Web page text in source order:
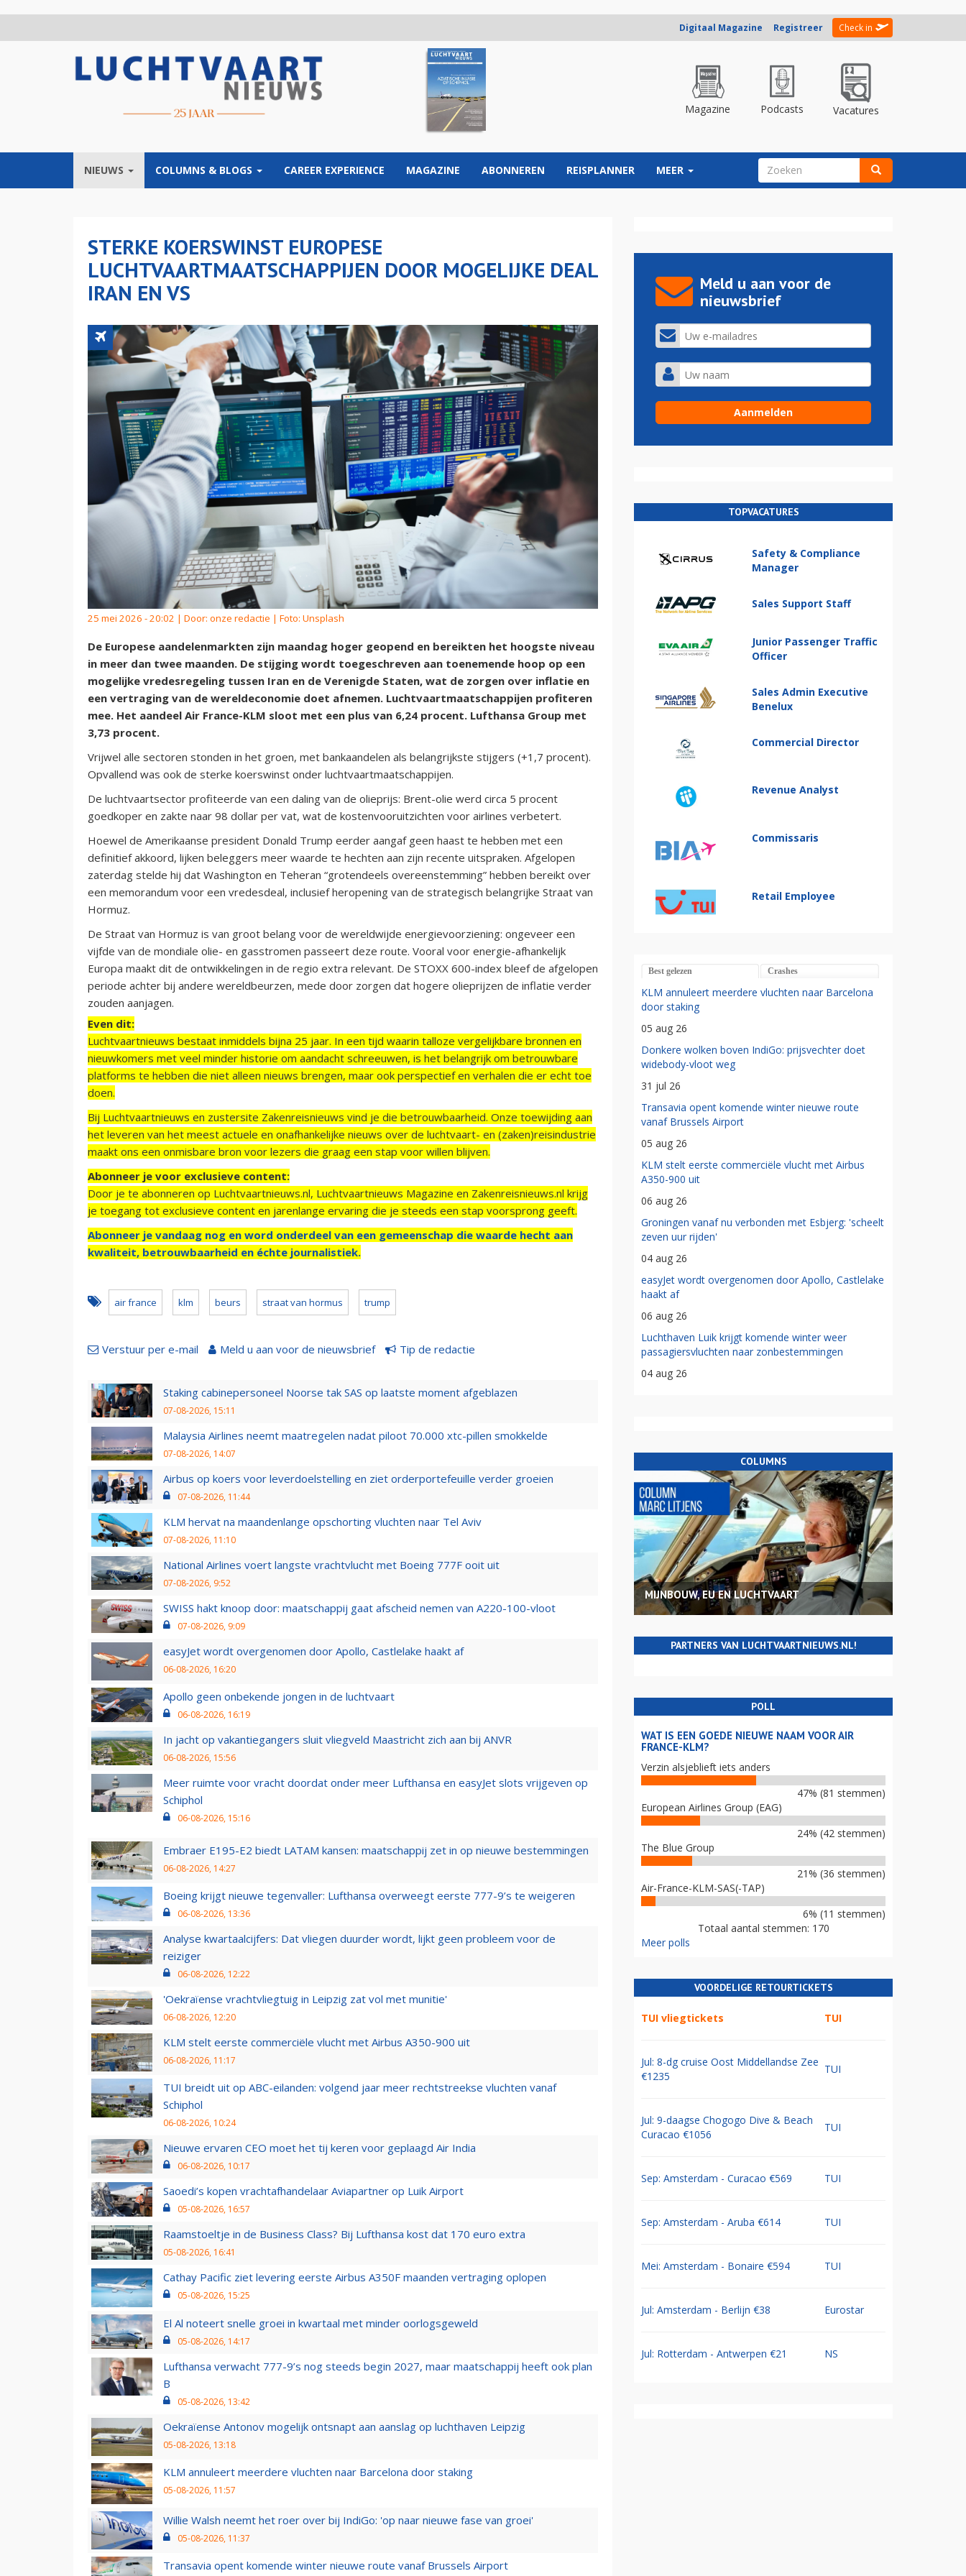
Digitaal Magazine Registreer Check in
Magazine Podcasts Vacatures
NIEUWS COLUMNS & BLOGS CAREER EXPERIENCE MAGAZINE ABONNEREN REISPLANNER MEER ZOEKVELD
STERKE KOERSWINST EUROPESE
LUCHTVAARTMAATSCHAPPIJEN DOOR MOGELIJKE DEAL
IRAN EN VS
25 mei 2026 - 20:02 | Door: onze redactie | Foto: Unsplash
De Europese aandelenmarkten zijn maandag hoger geopend en bereikten het hoogste niveau
in meer dan twee maanden. De stijging wordt toegeschreven aan toenemende hoop op een
mogelijke vredesregeling tussen Iran en de Verenigde Staten, wat de zorgen over inflatie en
een vertraging van de wereldeconomie doet afnemen. Luchtvaartmaatschappijen profiteren
mee. Het aandeel Air France-KLM sloot met een plus van 6,24 procent. Lufthansa Group met
3,73 procent.
Vrijwel alle sectoren stonden in het groen, met bankaandelen als belangrijkste stijgers (+1,7 procent).
Opvallend was ook de sterke koerswinst onder luchtvaartmaatschappijen.
De luchtvaartsector profiteerde van een daling van de olieprijs: Brent-olie werd circa 5 procent
goedkoper en zakte naar 98 dollar per vat, wat de kostenvooruitzichten voor airlines verbetert.
Hoewel de Amerikaanse president Donald Trump eerder aangaf geen haast te hebben met een
definitief akkoord, lijken beleggers meer waarde te hechten aan zijn recente uitspraken. Afgelopen
zaterdag stelde hij dat Washington en Teheran “grotendeels overeenstemming” hebben bereikt over
een memorandum voor een vredesdeal, inclusief heropening van de strategisch belangrijke Straat van
Hormuz.
De Straat van Hormuz is van groot belang voor de wereldwijde energievoorziening: ongeveer een
vijfde van de mondiale olie- en gasstromen passeert deze route. Vooral voor energie-afhankelijk
Europa maakt dit de ontwikkelingen in de regio extra relevant. De STOXX 600-index bleef de afgelopen
periode achter bij andere wereldbeurzen, mede door zorgen dat hogere olieprijzen de inflatie verder
zouden aanjagen.
Even dit:
Luchtvaartnieuws bestaat inmiddels bijna 25 jaar. In een tijd waarin talloze vergelijkbare bronnen en
nieuwkomers met veel minder historie om aandacht schreeuwen, is het belangrijk om betrouwbare
platforms te hebben die niet alleen nieuws brengen, maar ook perspectief en verhalen die er echt toe
doen.
Bij Luchtvaartnieuws en zustersite Zakenreisnieuws vind je die betrouwbaarheid. Onze toewijding aan
het leveren van het meest actuele en onafhankelijke nieuws over de luchtvaart- en (zaken)reisindustrie
maakt ons een onmisbare bron voor lezers die graag een stap voor willen blijven.
Abonneer je voor exclusieve content:
Door je te abonneren op Luchtvaartnieuws.nl, Luchtvaartnieuws Magazine en Zakenreisnieuws.nl krijg
je toegang tot exclusieve content en jarenlange ervaring die je steeds een stap voorsprong geeft.
Abonneer je vandaag nog en word onderdeel van een gemeenschap die waarde hecht aan
kwaliteit, betrouwbaarheid en échte journalistiek.
air france klm beurs straat van hormus trump
Verstuur per e-mail Meld u aan voor de nieuwsbrief Tip de redactie
Staking cabinepersoneel Noorse tak SAS op laatste moment afgeblazen
07-08-2026, 15:11
Malaysia Airlines neemt maatregelen nadat piloot 70.000 xtc-pillen smokkelde
07-08-2026, 14:07
Airbus op koers voor leverdoelstelling en ziet orderportefeuille verder groeien
07-08-2026, 11:44
KLM hervat na maandenlange opschorting vluchten naar Tel Aviv
07-08-2026, 11:10
National Airlines voert langste vrachtvlucht met Boeing 777F ooit uit
07-08-2026, 9:52
SWISS hakt knoop door: maatschappij gaat afscheid nemen van A220-100-vloot
07-08-2026, 9:09
easyJet wordt overgenomen door Apollo, Castlelake haakt af
06-08-2026, 16:20
Apollo geen onbekende jongen in de luchtvaart
06-08-2026, 16:19
In jacht op vakantiegangers sluit vliegveld Maastricht zich aan bij ANVR
06-08-2026, 15:56
Meer ruimte voor vracht doordat onder meer Lufthansa en easyJet slots vrijgeven op
Schiphol
06-08-2026, 15:16
Embraer E195-E2 biedt LATAM kansen: maatschappij zet in op nieuwe bestemmingen
06-08-2026, 14:27
Boeing krijgt nieuwe tegenvaller: Lufthansa overweegt eerste 777-9’s te weigeren
06-08-2026, 13:36
Analyse kwartaalcijfers: Dat vliegen duurder wordt, lijkt geen probleem voor de
reiziger
06-08-2026, 12:22
'Oekraïense vrachtvliegtuig in Leipzig zat vol met munitie'
06-08-2026, 12:20
KLM stelt eerste commerciële vlucht met Airbus A350-900 uit
06-08-2026, 11:17
TUI breidt uit op ABC-eilanden: volgend jaar meer rechtstreekse vluchten vanaf
Schiphol
06-08-2026, 10:24
Nieuwe ervaren CEO moet het tij keren voor geplaagd Air India
06-08-2026, 10:17
Saoedi’s kopen vrachtafhandelaar Aviapartner op Luik Airport
05-08-2026, 16:57
Raamstoeltje in de Business Class? Bij Lufthansa kost dat 170 euro extra
05-08-2026, 16:41
Cathay Pacific ziet levering eerste Airbus A350F maanden vertraging oplopen
05-08-2026, 15:25
El Al noteert snelle groei in kwartaal met minder oorlogsgeweld
05-08-2026, 14:17
Lufthansa verwacht 777-9’s nog steeds begin 2027, maar maatschappij heeft ook plan
B
05-08-2026, 13:42
Oekraïense Antonov mogelijk ontsnapt aan aanslag op luchthaven Leipzig
05-08-2026, 13:18
KLM annuleert meerdere vluchten naar Barcelona door staking
05-08-2026, 11:57
Willie Walsh neemt het roer over bij IndiGo: 'op naar nieuwe fase van groei'
05-08-2026, 11:37
Transavia opent komende winter nieuwe route vanaf Brussels Airport
Meld u aan voor de
nieuwsbrief
TOPVACATURES
Safety & Compliance
Manager
Sales Support Staff
Junior Passenger Traffic
Officer
Sales Admin Executive
Benelux
Commercial Director
Revenue Analyst
Commissaris
Retail Employee
Best gelezen Crashes
KLM annuleert meerdere vluchten naar Barcelona
door staking
05 aug 26
Donkere wolken boven IndiGo: prijsvechter doet
widebody-vloot weg
31 jul 26
Transavia opent komende winter nieuwe route
vanaf Brussels Airport
05 aug 26
KLM stelt eerste commerciële vlucht met Airbus
A350-900 uit
06 aug 26
Groningen vanaf nu verbonden met Esbjerg: 'scheelt
zeven uur rijden'
04 aug 26
easyJet wordt overgenomen door Apollo, Castlelake
haakt af
06 aug 26
Luchthaven Luik krijgt komende winter weer
passagiersvluchten naar zonbestemmingen
04 aug 26
COLUMNS
MIJNBOUW, EU EN LUCHTVAART
PARTNERS VAN LUCHTVAARTNIEUWS.NL!
POLL
WAT IS EEN GOEDE NIEUWE NAAM VOOR AIR
FRANCE-KLM?
Verzin alsjeblieft iets anders
47% (81 stemmen)
European Airlines Group (EAG)
24% (42 stemmen)
The Blue Group
21% (36 stemmen)
Air-France-KLM-SAS(-TAP)
6% (11 stemmen)
Totaal aantal stemmen: 170
Meer polls
VOORDELIGE RETOURTICKETS
TUI vliegtickets TUI
Jul: 8-dg cruise Oost Middellandse Zee
€1235
TUI
Jul: 9-daagse Chogogo Dive & Beach
Curacao €1056
TUI
Sep: Amsterdam - Curacao €569 TUI
Sep: Amsterdam - Aruba €614 TUI
Mei: Amsterdam - Bonaire €594 TUI
Jul: Amsterdam - Berlijn €38 Eurostar
Jul: Rotterdam - Antwerpen €21 NS